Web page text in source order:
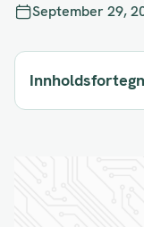
September 29,